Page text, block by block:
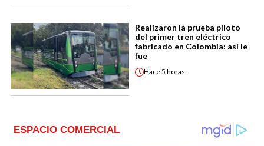
Realizaron la prueba piloto
del primer tren eléctrico
fabricado en Colombia: así le
fue
Hace5 horas